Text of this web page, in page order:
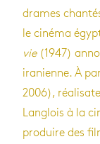
drames
le cinéma
vie(1947)
ira­nienne. À
2006),
Lan­glois à la
pro­duire des